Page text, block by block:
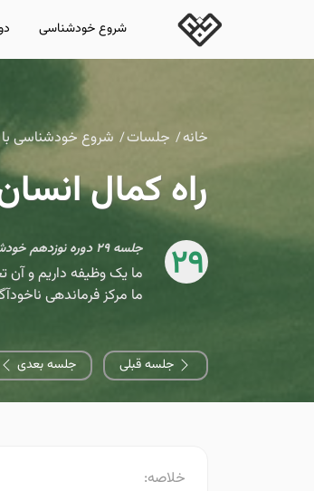
شروع خودشناسی
خانه جلسات شروع خودشناسی با
راه کمال
29 جلسه ۲۹ دوره نوزدهم خودشناسی
ما یک وظیفه داریم و
ما مرکز فرماندهی
جلسه قبلی جلسه بعدی
خلاصه: